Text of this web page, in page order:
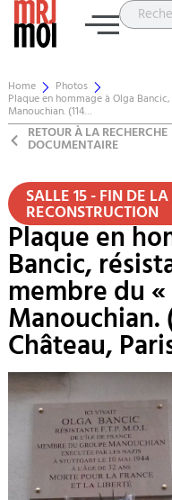
Home Photos
Plaque en hommage à Olga
Manouchian. (114…
RETOUR À LA RECHERCHE
DOCUMENTAIRE
SALLE 15 - FIN DE
RECONSTRUCTION
Plaque en
Bancic,
membre du
Manouchian.
Château,